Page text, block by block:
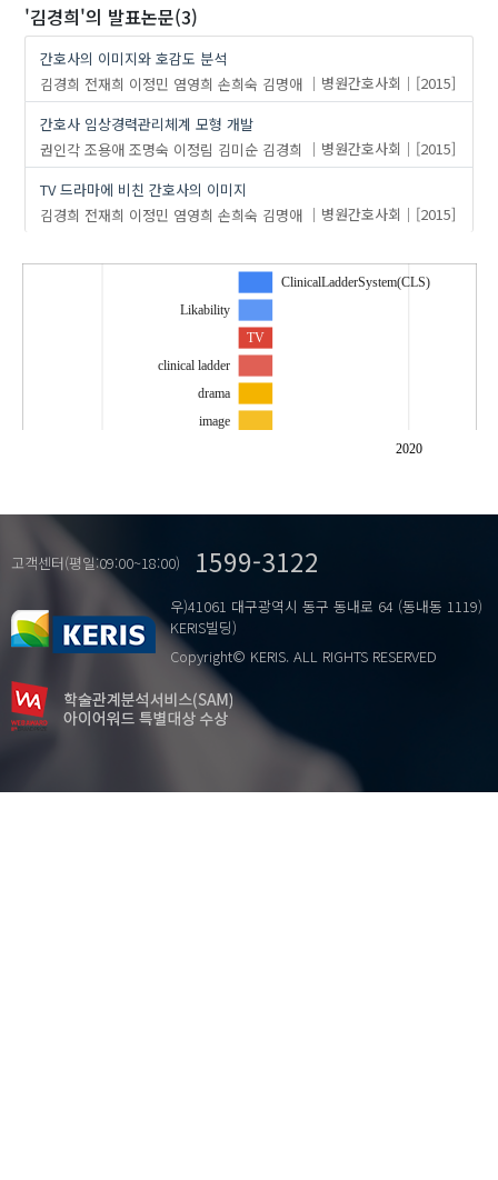
'김경희'의 발표논문(3)
간호사의 이미지와 호감도 분석
김경희 전재희 이정민 염영희 손희숙 김명애 병원간호사회
[2015]
간호사 임상경력관리체계 모형 개발
권인각 조용애 조명숙 이정림 김미순 김경희 병원간호사회
[2015]
TV 드라마에 비친 간호사의 이미지
김경희 전재희 이정민 염영희 손희숙 김명애 병원간호사회 [2015]
2020
ClinicalLadderSystem(CLS)
Likability
TV
clinical ladder
drama
image
간호사
드라마
임상 등급
임상경력관리체계
호감도
고객센터(평일:09:00~18:00) 1599-3122
우)41061 대구광역시 동구 동내로 64 (동내동 1119)
KERIS빌딩)
Copyright© KERIS. ALL RIGHTS RESERVED